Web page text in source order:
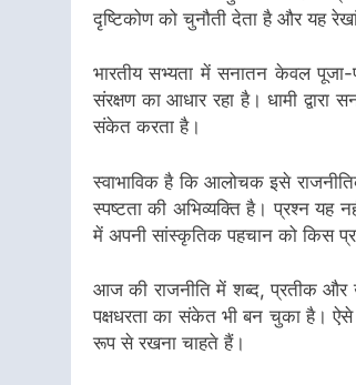
दृष्टिकोण को चुनौती देता है और यह
भारतीय सभ्यता में सनातन केवल
संरक्षण का आधार रहा है। धामी द्वारा
संकेत करता है।
स्वाभाविक है कि आलोचक इसे
स्पष्टता की अभिव्यक्ति है। प्रश्न यह
में अपनी सांस्कृतिक पहचान को किस
आज की राजनीति में शब्द, प्रतीक और
पक्षधरता का संकेत भी बन चुका है।
रूप से रखना चाहते हैं।